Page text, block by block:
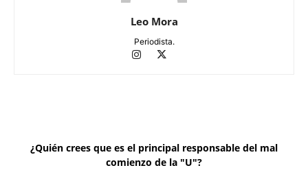
Leo Mora
Periodista.
¿Quién crees que es el principal responsable del mal
comienzo de la "U"?